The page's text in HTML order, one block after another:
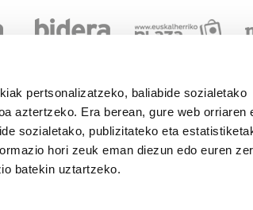
pertsonalizatzeko, baliabide sozialetako
aztertzeko. Era berean, gure web orriaren
sozialetako, publizitateko eta
hori zeuk eman diezun edo euren
batekin uztartzeko.
oharra Pribatutasuna Cookie politika